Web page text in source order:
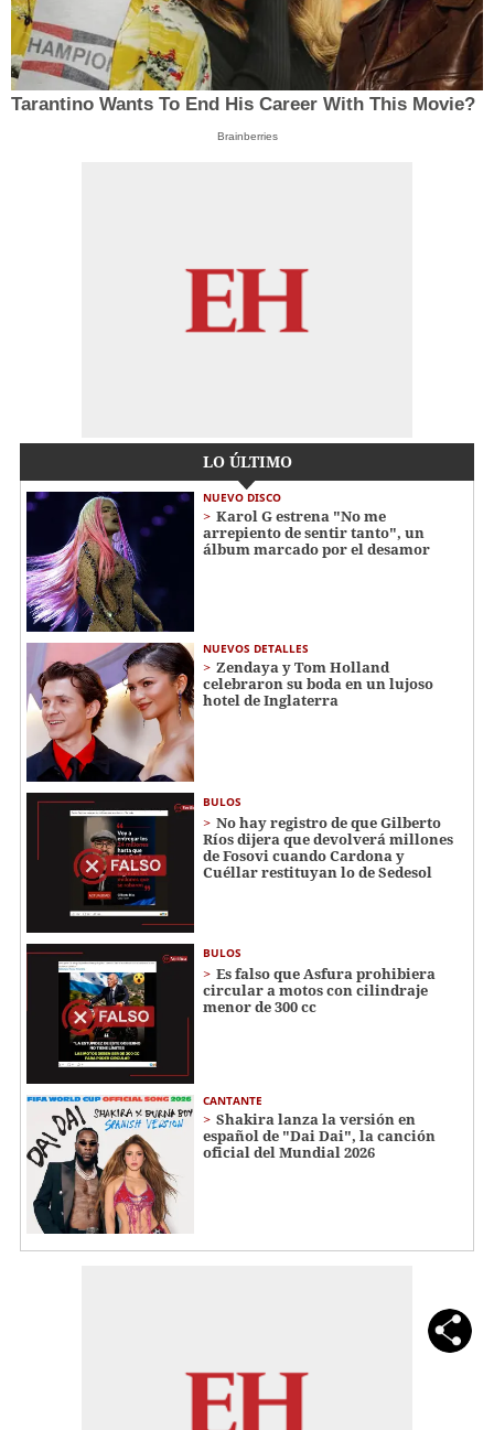
Tarantino Wants To End His Career With This Movie?
Brainberries
LO ÚLTIMO
NUEVO DISCO
Karol G estrena "No me
arrepiento de sentir tanto", un
álbum marcado por el desamor
NUEVOS DETALLES
Zendaya y Tom Holland
celebraron su boda en un lujoso
hotel de Inglaterra
BULOS
No hay registro de que Gilberto
Ríos dijera que devolverá millones
de Fosovi cuando Cardona y
Cuéllar restituyan lo de Sedesol
BULOS
Es falso que Asfura prohibiera
circular a motos con cilindraje
menor de 300 cc
CANTANTE
Shakira lanza la versión en
español de "Dai Dai", la canción
oficial del Mundial 2026